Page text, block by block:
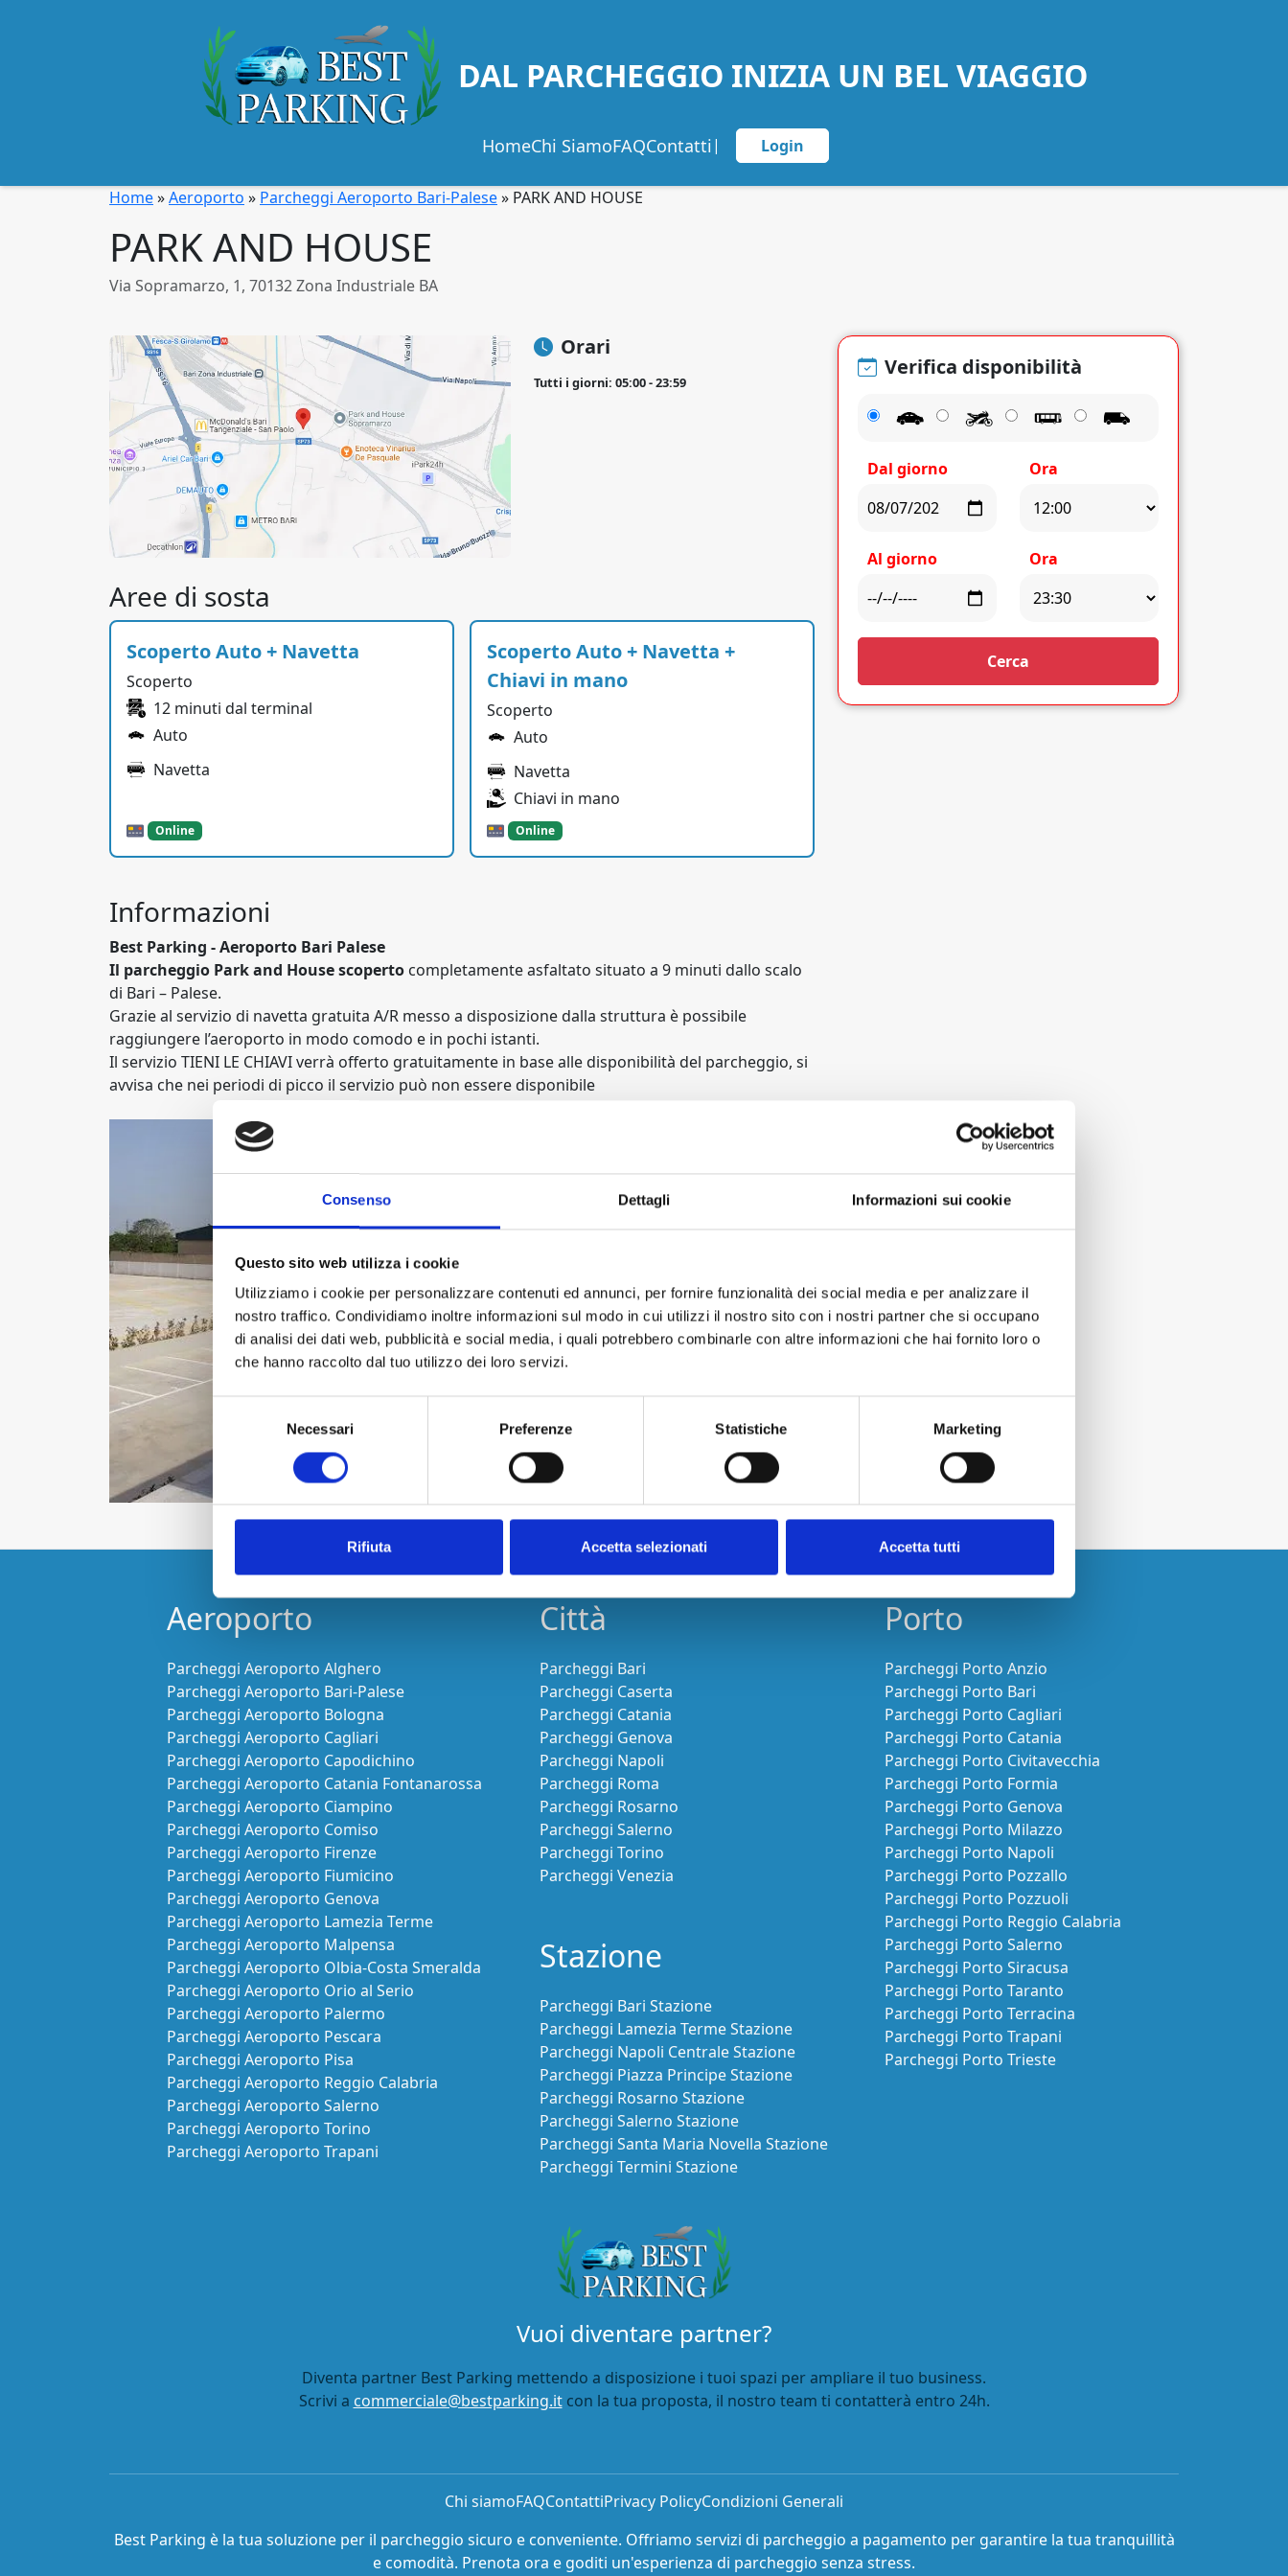
Consenso Dettagli Informazioni sui cookie
Questo sito web utilizza i cookie
Utilizziamo i cookie per personalizzare contenuti ed annunci, per fornire funzionalità dei social media e per analizzare il
nostro traffico. Condividiamo inoltre informazioni sul modo in cui utilizzi il nostro sito con i nostri partner che si occupano
di analisi dei dati web, pubblicità e social media, i quali potrebbero combinarle con altre informazioni che hai fornito loro o
che hanno raccolto dal tuo utilizzo dei loro servizi.
consenso
Necessari Preferenze Statistiche Marketing
Rifiuta Accetta selezionati Accetta tutti
DAL PARCHEGGIO INIZIA UN BEL VIAGGIO
HomeChi SiamoFAQContatti| Login
Home»Aeroporto » Parcheggi Aeroporto Bari-Palese» PARK AND HOUSE
PARK AND HOUSE
Via Sopramarzo, 1, 70132 Zona Industriale BA
Orari
Tutti i giorni: 05:00 - 23:59
Aree di sosta
Scoperto Auto + Navetta
Scoperto
12 minuti dal terminal
Auto
Navetta
Online
Scoperto Auto + Navetta +
Chiavi in mano
Scoperto
Auto
Navetta
Chiavi in mano
Online
Informazioni
Best Parking - Aeroporto Bari Palese
Il parcheggio Park and House scoperto completamente asfaltato situato a 9 minuti dallo scalo
di Bari – Palese.
Grazie al servizio di navetta gratuita A/R messo a disposizione dalla struttura è possibile
raggiungere l’aeroporto in modo comodo e in pochi istanti.
Il servizio TIENI LE CHIAVI verrà offerto gratuitamente in base alle disponibilità del parcheggio, si
avvisa che nei periodi di picco il servizio può non essere disponibile
Verifica disponibilità
Dal giorno Ora
Al giorno Ora
Cerca
Aeroporto
Parcheggi Aeroporto Alghero
Parcheggi Aeroporto Bari-Palese
Parcheggi Aeroporto Bologna
Parcheggi Aeroporto Cagliari
Parcheggi Aeroporto Capodichino
Parcheggi Aeroporto Catania Fontanarossa
Parcheggi Aeroporto Ciampino
Parcheggi Aeroporto Comiso
Parcheggi Aeroporto Firenze
Parcheggi Aeroporto Fiumicino
Parcheggi Aeroporto Genova
Parcheggi Aeroporto Lamezia Terme
Parcheggi Aeroporto Malpensa
Parcheggi Aeroporto Olbia-Costa Smeralda
Parcheggi Aeroporto Orio al Serio
Parcheggi Aeroporto Palermo
Parcheggi Aeroporto Pescara
Parcheggi Aeroporto Pisa
Parcheggi Aeroporto Reggio Calabria
Parcheggi Aeroporto Salerno
Parcheggi Aeroporto Torino
Parcheggi Aeroporto Trapani
Città
Parcheggi Bari
Parcheggi Caserta
Parcheggi Catania
Parcheggi Genova
Parcheggi Napoli
Parcheggi Roma
Parcheggi Rosarno
Parcheggi Salerno
Parcheggi Torino
Parcheggi Venezia
Stazione
Parcheggi Bari Stazione
Parcheggi Lamezia Terme Stazione
Parcheggi Napoli Centrale Stazione
Parcheggi Piazza Principe Stazione
Parcheggi Rosarno Stazione
Parcheggi Salerno Stazione
Parcheggi Santa Maria Novella Stazione
Parcheggi Termini Stazione
Porto
Parcheggi Porto Anzio
Parcheggi Porto Bari
Parcheggi Porto Cagliari
Parcheggi Porto Catania
Parcheggi Porto Civitavecchia
Parcheggi Porto Formia
Parcheggi Porto Genova
Parcheggi Porto Milazzo
Parcheggi Porto Napoli
Parcheggi Porto Pozzallo
Parcheggi Porto Pozzuoli
Parcheggi Porto Reggio Calabria
Parcheggi Porto Salerno
Parcheggi Porto Siracusa
Parcheggi Porto Taranto
Parcheggi Porto Terracina
Parcheggi Porto Trapani
Parcheggi Porto Trieste
Vuoi diventare partner?
Diventa partner Best Parking mettendo a disposizione i tuoi spazi per ampliare il tuo business.
Scrivi a commerciale@bestparking.itcon la tua proposta, il nostro team ti contatterà entro 24h.
Chi siamoFAQContattiPrivacy PolicyCondizioni Generali
Best Parking è la tua soluzione per il parcheggio sicuro e conveniente. Offriamo servizi di parcheggio a pagamento per garantire la tua tranquillità
e comodità. Prenota ora e goditi un'esperienza di parcheggio senza stress.